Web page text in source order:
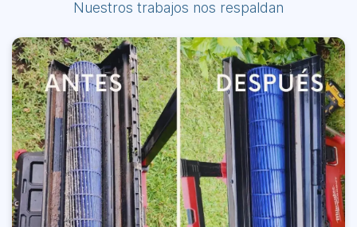
Nuestros trabajos nos respaldan